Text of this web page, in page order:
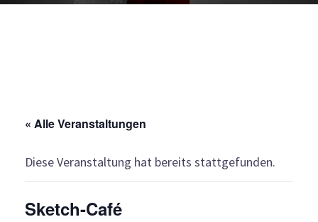
« Alle Veranstaltungen
Diese Veranstaltung hat bereits stattgefunden.
Sketch-Café